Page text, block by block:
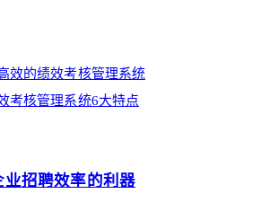
效的绩效考核管理系统
考核管理系统6大特点
招聘效率的利器